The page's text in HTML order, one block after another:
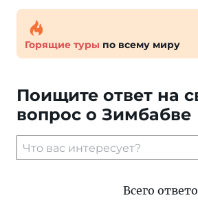
Горящие туры по всему миру
Поищите ответ на
вопрос о Зимбабве
Всего